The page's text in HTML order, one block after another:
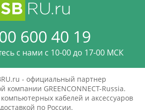
600 40 19
с нами c 10-00 до 17-00 МСК
- официальный партнер
компании GREENCONNECT-Russia.
кабелей и аксессуаров
по России.